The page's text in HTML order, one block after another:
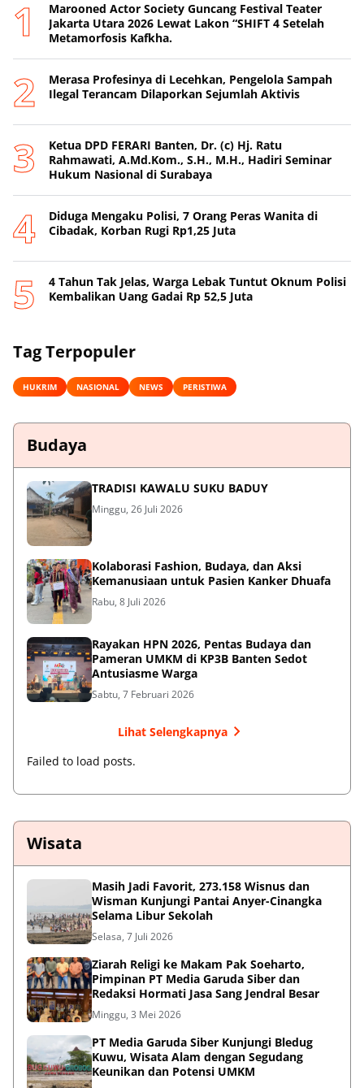
Marooned Actor Society Guncang Festival Teater
Jakarta Utara 2026 Lewat Lakon “SHIFT 4 Setelah
Metamorfosis Kafkha.
Merasa Profesinya di Lecehkan, Pengelola Sampah
Ilegal Terancam Dilaporkan Sejumlah Aktivis
Ketua DPD FERARI Banten, Dr. (c) Hj. Ratu
Rahmawati, A.Md.Kom., S.H., M.H., Hadiri Seminar
Hukum Nasional di Surabaya
Diduga Mengaku Polisi, 7 Orang Peras Wanita di
Cibadak, Korban Rugi Rp1,25 Juta
4 Tahun Tak Jelas, Warga Lebak Tuntut Oknum Polisi
Kembalikan Uang Gadai Rp 52,5 Juta
Tag Terpopuler
HUKRIM NASIONAL NEWS PERISTIWA
Budaya
TRADISI KAWALU SUKU BADUY
Minggu, 26 Juli 2026
Kolaborasi Fashion, Budaya, dan Aksi
Kemanusiaan untuk Pasien Kanker Dhuafa
Rabu, 8 Juli 2026
Rayakan HPN 2026, Pentas Budaya dan
Pameran UMKM di KP3B Banten Sedot
Antusiasme Warga
Sabtu, 7 Februari 2026
Lihat Selengkapnya
Failed to load posts.
Wisata
Masih Jadi Favorit, 273.158 Wisnus dan
Wisman Kunjungi Pantai Anyer-Cinangka
Selama Libur Sekolah
Selasa, 7 Juli 2026
Ziarah Religi ke Makam Pak Soeharto,
Pimpinan PT Media Garuda Siber dan
Redaksi Hormati Jasa Sang Jendral Besar
Minggu, 3 Mei 2026
PT Media Garuda Siber Kunjungi Bledug
Kuwu, Wisata Alam dengan Segudang
Keunikan dan Potensi UMKM